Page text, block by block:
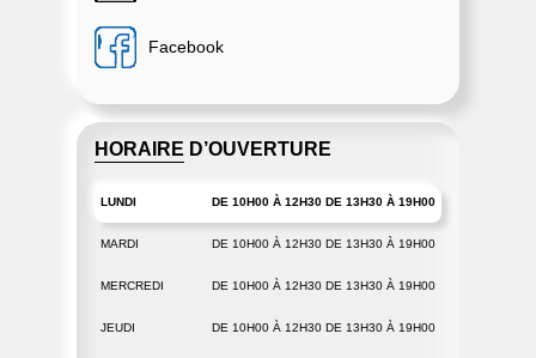
Facebook
HORAIRE D’OUVERTURE
LUNDI DE 10H00 À 12H30 DE 13H30 À 19H00
MARDI DE 10H00 À 12H30 DE 13H30 À 19H00
MERCREDI DE 10H00 À 12H30 DE 13H30 À 19H00
JEUDI DE 10H00 À 12H30 DE 13H30 À 19H00